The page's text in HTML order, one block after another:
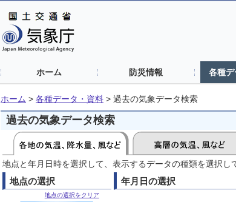
ホーム 防災情報 各種
ホーム > 各種データ・資料 > 過去の気象データ検索
過去の気象データ検索
地点と年月日時を選択して、表示するデータの種類を選択し
地点の選択
地点の選択をクリア
年月日の選択